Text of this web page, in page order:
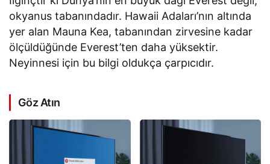
okyanus tabanındadır. Hawaii Adaları’nın altında
yer alan Mauna Kea, tabanından zirvesine kadar
ölçüldüğünde Everest’ten daha yüksektir.
Neyinnesi için bu bilgi oldukça çarpıcıdır.
Göz Atın